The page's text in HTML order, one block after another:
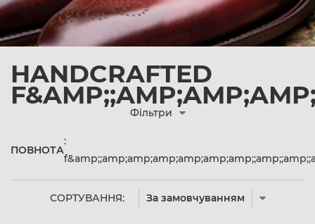
HANDCRAFTED
СОРТУВАННЯ: За замовчуванням
Фільтри
ПОВНОТА
: